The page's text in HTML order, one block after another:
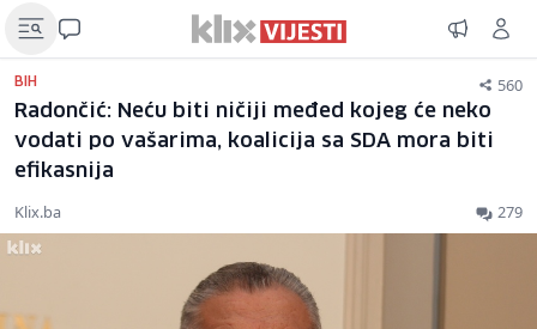
BIH 560
Radončić: Neću biti ničiji međed kojeg će neko
vodati po vašarima, koalicija sa SDA mora biti
efikasnija
Klix.ba 279